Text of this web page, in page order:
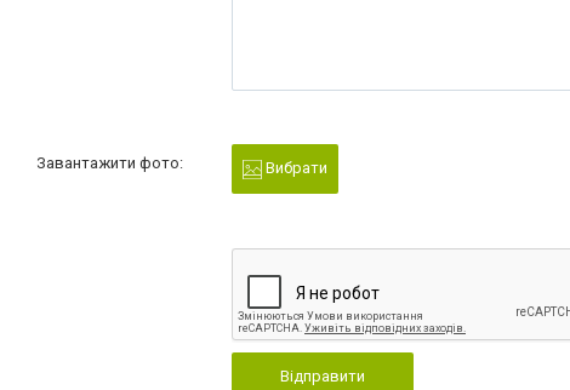
Завантажити фото: Вибрати
Відправити